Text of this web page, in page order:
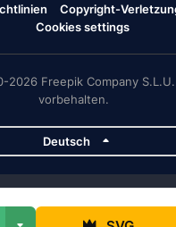
Copyright-
Cookies settings
Freepik Company
vorbehalten.
Deutsch